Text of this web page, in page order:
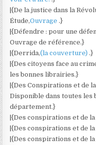
|{De la justice dans la
Étude,Ouvrage.}
|{Défendre : pour une
Ouvrage de référence.}
|{Derrida,(la couverture).}
|{Des citoyens face au
les bonnes librairies.}
|{Des Conspirations et de
Disponible dans toutes les
département.}
|{Des conspirations et de
|{Des conspirations et de
|{Des conspirations et de